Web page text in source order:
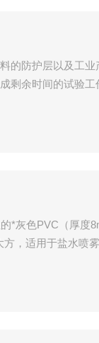
的防护层以及工业
剩余时间的试验工
*灰色PVC（厚度
，适用于盐水喷